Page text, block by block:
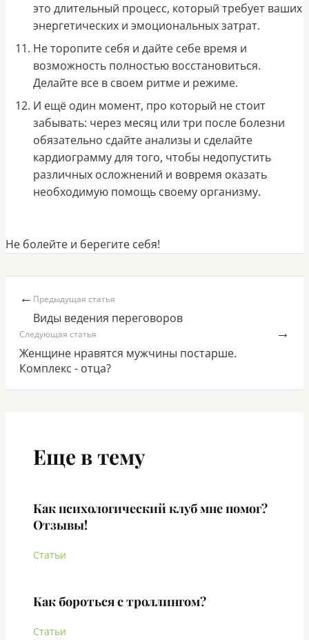
это длительный процесс, который требует ваших
энергетических и эмоциональных затрат.
Не торопите себя и дайте себе время и
возможность полностью восстановиться.
Делайте все в своем ритме и режиме.
И ещё один момент, про который не стоит
забывать: через месяц или три после болезни
обязательно сдайте анализы и сделайте
кардиограмму для того, чтобы недопустить
различных осложнений и вовремя оказать
необходимую помощь своему организму.
Не болейте и берегите себя!
← Предыдущая статья
Виды ведения переговоров
Следующая статья
Женщине нравятся мужчины постарше.
Комплекс - отца?
→
Еще в тему
Как психологический клуб мне помог?
Отзывы!
Статьи
Как бороться с троллингом?
Статьи